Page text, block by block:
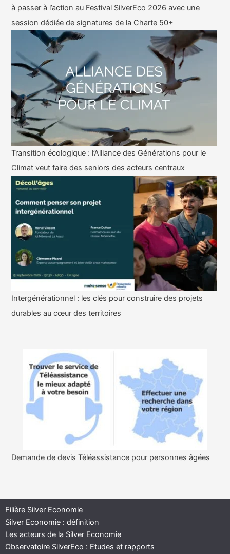
à passer à l’action au Festival SilverEco 2026 avec une
session dédiée de signatures de la Charte 50+
Transition écologique : l’Alliance des Générations pour le
Climat veut faire des seniors des acteurs centraux
Intergénérationnel : les clés pour construire des projets
durables au cœur des territoires
Demande de devis Téléassistance pour personnes âgées
Filière Silver Economie
Silver Economie : définition
Les acteurs de la Silver Economie
Observatoire SilverEco : Etudes et rapports